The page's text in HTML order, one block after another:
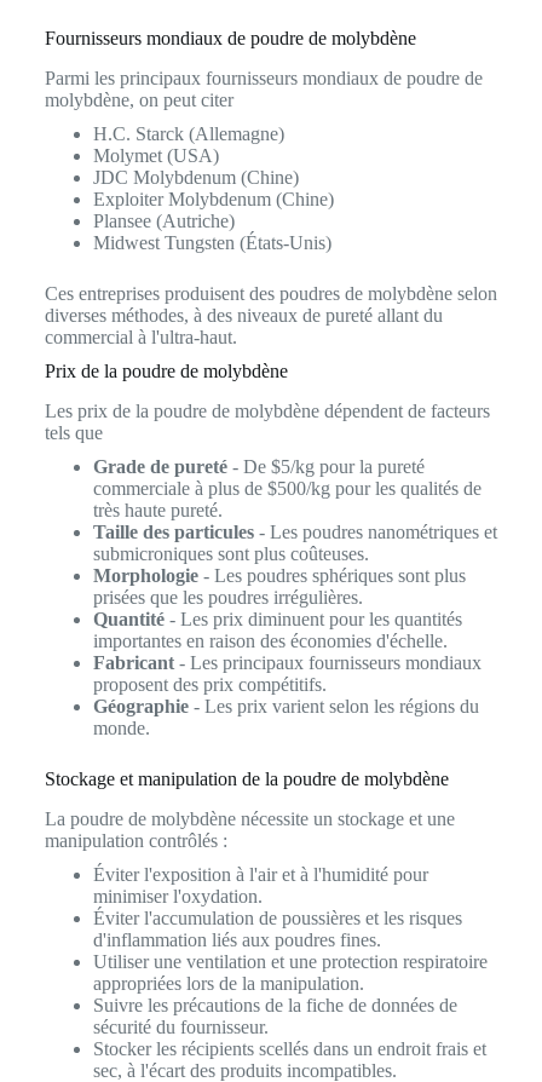
Fournisseurs mondiaux de poudre de molybdène
Parmi les principaux fournisseurs mondiaux de poudre de
molybdène, on peut citer
H.C. Starck (Allemagne)
Molymet (USA)
JDC Molybdenum (Chine)
Exploiter Molybdenum (Chine)
Plansee (Autriche)
Midwest Tungsten (États-Unis)
Ces entreprises produisent des poudres de molybdène selon
diverses méthodes, à des niveaux de pureté allant du
commercial à l'ultra-haut.
Prix de la poudre de molybdène
Les prix de la poudre de molybdène dépendent de facteurs
tels que
Grade de pureté- De $5/kg pour la pureté
commerciale à plus de $500/kg pour les qualités de
très haute pureté.
Taille des particules- Les poudres nanométriques et
submicroniques sont plus coûteuses.
Morphologie- Les poudres sphériques sont plus
prisées que les poudres irrégulières.
Quantité- Les prix diminuent pour les quantités
importantes en raison des économies d'échelle.
Fabricant- Les principaux fournisseurs mondiaux
proposent des prix compétitifs.
Géographie- Les prix varient selon les régions du
monde.
Stockage et manipulation de la poudre de molybdène
La poudre de molybdène nécessite un stockage et une
manipulation contrôlés :
Éviter l'exposition à l'air et à l'humidité pour
minimiser l'oxydation.
Éviter l'accumulation de poussières et les risques
d'inflammation liés aux poudres fines.
Utiliser une ventilation et une protection respiratoire
appropriées lors de la manipulation.
Suivre les précautions de la fiche de données de
sécurité du fournisseur.
Stocker les récipients scellés dans un endroit frais et
sec, à l'écart des produits incompatibles.